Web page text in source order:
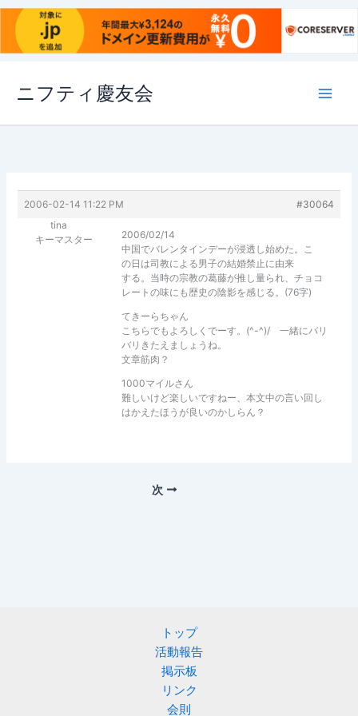
ス
ニフティ慶友会
2006-02-14 11:22 PM
#30064
tina
キーマスター
2006/02/14
中国でバレンタインデーが浸透し始めた。こ
の日は司教による男子の結婚禁止に由来
する。当時の宗教の葛藤が推し量られ、チョコ
レートの味にも歴史の陰影を感じる。(76字)
てきーらちゃん
こちらでもよろしくでーす。(^-^)/ 一緒にバリ
バリきたえましょうね。
文章筋肉？
1000マイルさん
難しいけど楽しいですねー、本文中の言い回し
はかえたほうが良いのかしらん？
次
トップ
活動報告
掲示板
リンク
会則